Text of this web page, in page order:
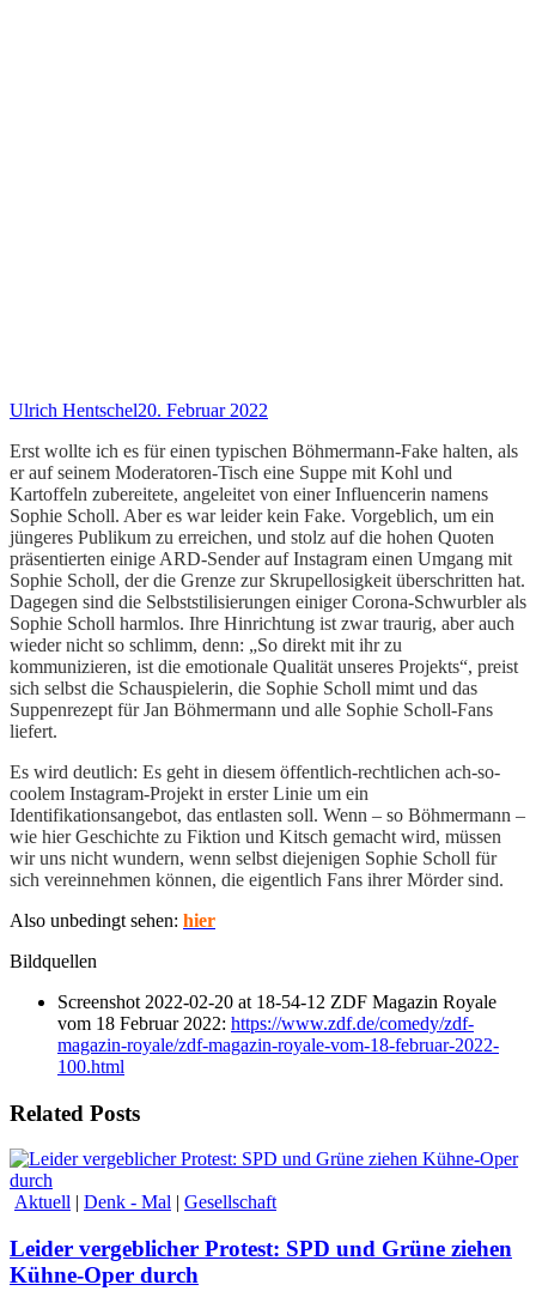
Ulrich Hentschel20. Februar 2022
Erst wollte ich es für einen typischen Böhmermann-Fake halten, als
er auf seinem Moderatoren-Tisch eine Suppe mit Kohl und
Kartoffeln zubereitete, angeleitet von einer Influencerin namens
Sophie Scholl. Aber es war leider kein Fake. Vorgeblich, um ein
jüngeres Publikum zu erreichen, und stolz auf die hohen Quoten
präsentierten einige ARD-Sender auf Instagram einen Umgang mit
Sophie Scholl, der die Grenze zur Skrupellosigkeit überschritten hat.
Dagegen sind die Selbststilisierungen einiger Corona-Schwurbler als
Sophie Scholl harmlos. Ihre Hinrichtung ist zwar traurig, aber auch
wieder nicht so schlimm, denn: „So direkt mit ihr zu
kommunizieren, ist die emotionale Qualität unseres Projekts“, preist
sich selbst die Schauspielerin, die Sophie Scholl mimt und das
Suppenrezept für Jan Böhmermann und alle Sophie Scholl-Fans
liefert.
Es wird deutlich: Es geht in diesem öffentlich-rechtlichen ach-so-
coolem Instagram-Projekt in erster Linie um ein
Identifikationsangebot, das entlasten soll. Wenn – so Böhmermann –
wie hier Geschichte zu Fiktion und Kitsch gemacht wird, müssen
wir uns nicht wundern, wenn selbst diejenigen Sophie Scholl für
sich vereinnehmen können, die eigentlich Fans ihrer Mörder sind.
Also unbedingt sehen: hier
Bildquellen
Screenshot 2022-02-20 at 18-54-12 ZDF Magazin Royale
vom 18 Februar 2022: https://www.zdf.de/comedy/zdf-
magazin-royale/zdf-magazin-royale-vom-18-februar-2022-
100.html
Related Posts
Aktuell | Denk - Mal | Gesellschaft
Leider vergeblicher Protest: SPD und Grüne ziehen
Kühne-Oper durch